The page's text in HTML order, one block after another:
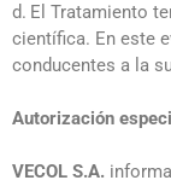
d. El Tratamiento
científica. En este
conducentes a la
Autorización
VECOL S.A.